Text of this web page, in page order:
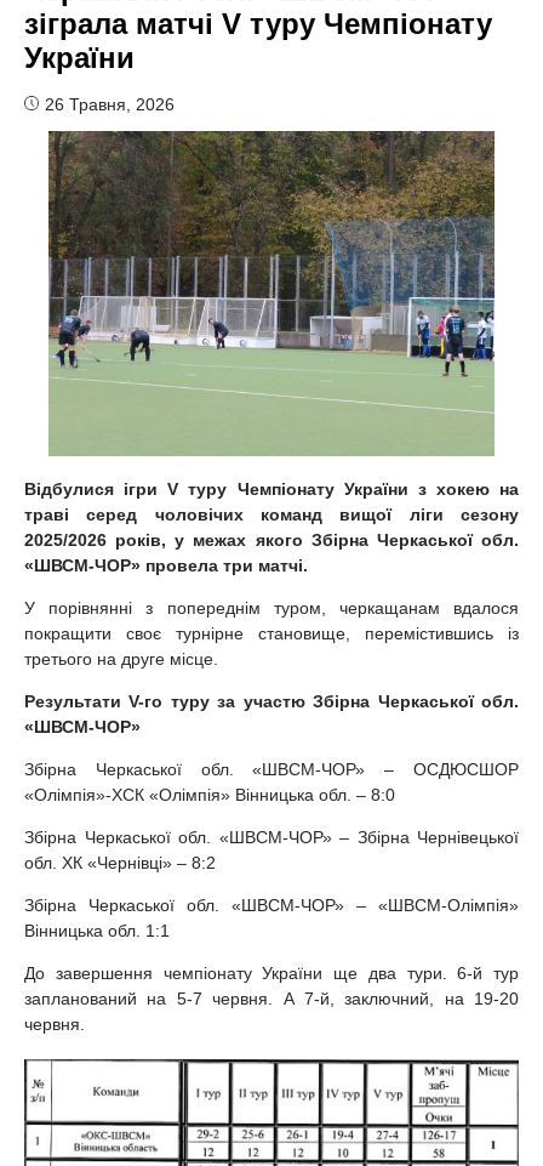
зіграла матчі V туру Чемпіонату
України
26 Травня, 2026
Відбулися ігри V туру Чемпіонату України з хокею на
траві серед чоловічих команд вищої ліги сезону
2025/2026 років, у межах якого Збірна Черкаської обл.
«ШВСМ-ЧОР» провела три матчі.
У порівнянні з попереднім туром, черкащанам вдалося
покращити своє турнірне становище, перемістившись із
третього на друге місце.
РезультатиV-го туру за участю Збірна Черкаської обл.
«ШВСМ-ЧОР»
Збірна Черкаської обл. «ШВСМ-ЧОР» – ОСДЮСШОР
«Олімпія»-ХСК «Олімпія» Вінницька обл. – 8:0
Збірна Черкаської обл. «ШВСМ-ЧОР» – Збірна Чернівецької
обл. ХК «Чернівці» – 8:2
Збірна Черкаської обл. «ШВСМ-ЧОР» – «ШВСМ-Олімпія»
Вінницька обл. 1:1
До завершення чемпіонату України ще два тури. 6-й тур
запланований на 5-7 червня. А 7-й, заключний, на 19-20
червня.